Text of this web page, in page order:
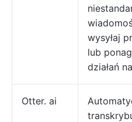
wysyłaj
lub
działań
Otter. ai